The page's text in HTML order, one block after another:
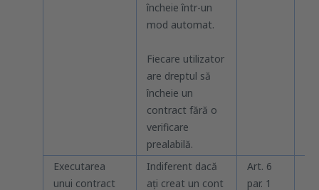
încheie într-un
mod automat.
Fiecare utilizator
are dreptul să
încheie un
contract fără o
verificare
prealabilă.
Executarea
unui contract
Indiferent dacă
ați creat un cont
Art. 6
par. 1